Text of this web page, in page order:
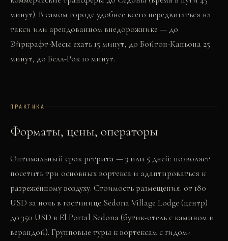
минут). В самом городе удобнее всего передвигаться на
такси или арендованном внедорожнике — до
Эйркрафт-Месы ехать 15 минут, до Бойтон-Каньона 25
минут, до Белл-Рок 10 минут.
ПРАКТИКА
Форматы, цены, операторы
Оптимальный срок ретрита — 3 или 5 дней: позволяет
посетить три основных вортекса и адаптироваться к
разрежённому воздуху. Стоимость размещения: от 180
USD за ночь в гостинице Sedona Village Lodge (центр)
до 350 USD в El Portal Sedona (бутик-отель с камином и
верандой). Групповые туры к вортексам с гидом-